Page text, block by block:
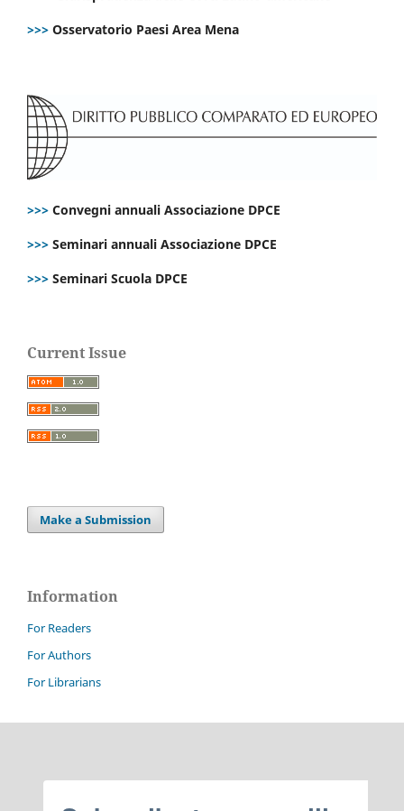
>>> Osservatorio Paesi Area Mena
>>> Convegni annuali Associazione DPCE
>>> Seminari annuali Associazione DPCE
>>> Seminari Scuola DPCE
Current Issue
Make a Submission
Information
For Readers
For Authors
For Librarians